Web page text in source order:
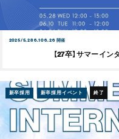
2025/5.28 6.10 6.26 開催
【27卒】サマーイ
新卒採用 新卒採用イベント 終了